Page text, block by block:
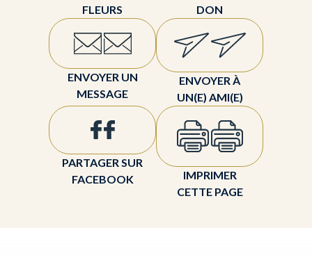
FLEURS
DON
ENVOYER UN
MESSAGE
ENVOYER À
UN(E) AMI(E)
PARTAGER SUR
FACEBOOK
IMPRIMER
CETTE PAGE